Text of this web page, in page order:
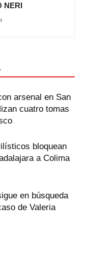
NERI
arsenal en San
cuatro tomas
bloquean
a Colima
en búsqueda
de Valeria